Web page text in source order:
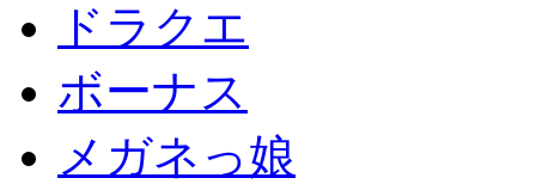
ドラクエ
ボーナス
メガネっ娘